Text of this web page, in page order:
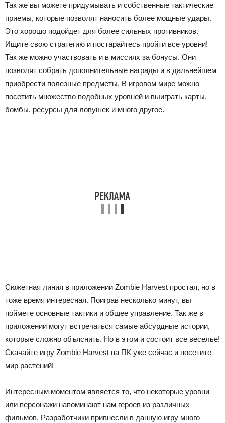
Так же вы можете придумывать и собственные тактические
приемы, которые позволят наносить более мощные удары.
Это хорошо подойдет для более сильных противников.
Ищите свою стратегию и постарайтесь пройти все уровни!
Так же можно участвовать и в миссиях за бонусы. Они
позволят собрать дополнительные награды и в дальнейшем
приобрести полезные предметы. В игровом мире можно
посетить множество подобных уровней и выиграть карты,
бомбы, ресурсы для ловушек и много другое.
Сюжетная линия в приложении Zombie Harvest простая, но в
тоже время интересная. Поиграв несколько минут, вы
поймете основные тактики и общее управление. Так же в
приложении могут встречаться самые абсурдные истории,
которые сложно объяснить. Но в этом и состоит все веселье!
Скачайте игру Zombie Harvest на ПК уже сейчас и посетите
мир растений!
Интересным моментом является то, что некоторые уровни
или персонажи напоминают нам героев из различных
фильмов. Разработчики привнесли в данную игру много